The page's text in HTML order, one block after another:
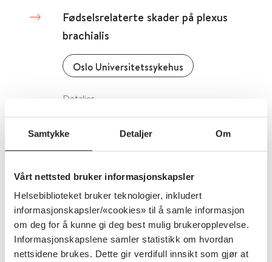
Samtykke Detaljer Om
Vårt nettsted bruker informasjonskapsler
Helsebiblioteket bruker teknologier, inkludert
informasjonskapsler/«cookies» til å samle informasjon
om deg for å kunne gi deg best mulig brukeropplevelse.
Informasjonskapslene samler statistikk om hvordan
nettsidene brukes. Dette gir verdifull innsikt som gjør at
Fødselsrelaterte skader på plexus
brachialis
Oslo Universitetssykehus
Detaljer
Fødselsmerker - oversikt
Rikshandboken i barnhälsovården
Detaljer
Fødsel - Veileder i fødselshjelp